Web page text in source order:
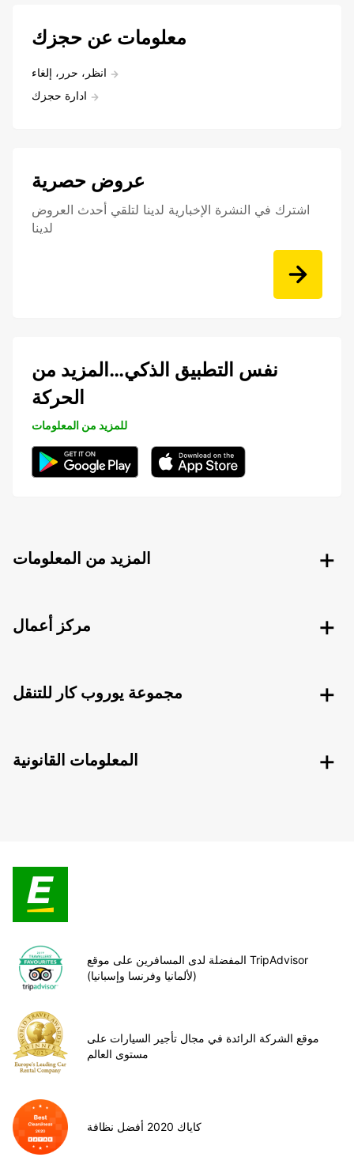
معلومات عن حجزك
انظر، حرر، إلغاء
ادارة حجزك
عروض حصرية
اشترك في النشرة الإخبارية لدينا لتلقي أحدث العروض
لدينا
نفس التطبيق الذكي…المزيد من
الحركة
للمزيد من المعلومات
المزيد من المعلومات
مركز أعمال
مجموعة يوروب كار للتنقل
المعلومات القانونية
المفضلة لدى المسافرين على موقع TripAdvisor
(لألمانيا وفرنسا وإسبانيا)
موقع الشركة الرائدة في مجال تأجير السيارات على
مستوى العالم
كاياك 2020 أفضل نظافة